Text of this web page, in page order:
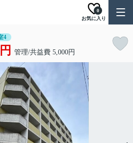
お気に入り
0
4
管理/共益費 5,000円